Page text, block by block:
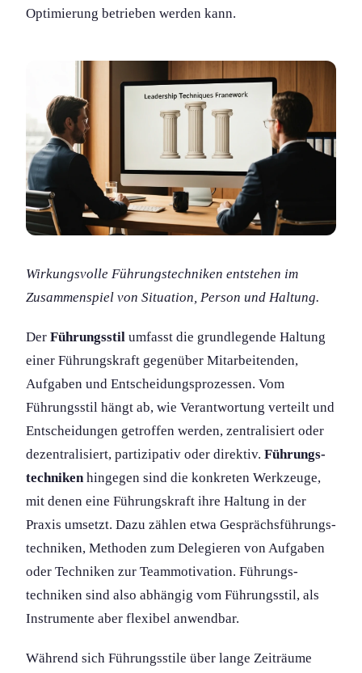
Optimierung betrieben werden kann.
Wirkungs­volle Führungs­techniken entstehen im
Zusammenspiel von Situation, Person und Haltung.
Der Führungs­stil umfasst die grundlegende Haltung
einer Führungs­kraft gegenüber Mitarbeitenden,
Aufgaben und Entscheidungs­prozessen. Vom
Führungs­stil hängt ab, wie Verantwortung verteilt und
Entscheidung­en getroffen werden, zentralisiert oder
dezentralisiert, partizipativ oder direktiv. Führungs­
technikenhingegen sind die konkreten Werkzeuge,
mit denen eine Führungs­kraft ihre Haltung in der
Praxis umsetzt. Dazu zählen etwa Gesprächs­führungs­
techniken, Methoden zum Delegieren von Aufgaben
oder Techniken zur Teammotivation. Führungs­
techniken sind also abhängig vom Führungs­stil, als
Instrumente aber flexibel anwendbar.
Während sich Führungs­stile über lange Zeiträume